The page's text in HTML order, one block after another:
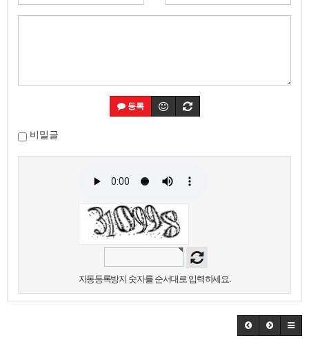
등록
비밀글
자동등록방지 숫자를 순서대로 입력하세요.